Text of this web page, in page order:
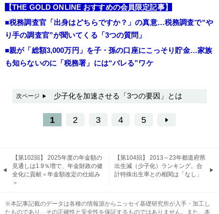
【THE GOLD ONLINE おすすめの会員限定記事】
■税務調査官「出身はどちらですか？」の真意…税務調査で“や
り手の調査官”が聞いてくる「3つの質問」
■親が「総額3,000万円」を子・孫の口座にこっそり貯金…家族
も知らないのに「税務署」には“バレる”ワケ
次ページ 少子化を加速させる「3つの要因」とは
1 2 3 4 5
【第102回】 2025年度の年金額の
見通しは1.9％増で、年金財政の健
全化に貢献＜年金額改定の仕組み
＞
【第104回】 2013～23年都道府県
出生減（少子化）ランキング。合
計特殊出生率との相関は「なし」
※本記事記載のデータは各種の情報源からニッセイ基礎研究所が入手・加工し
たものであり、その正確性と安全性を保証するものではありません。また、本